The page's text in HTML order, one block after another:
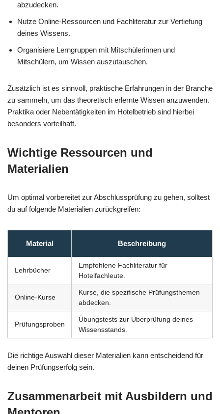
abzudecken.
Nutze Online-Ressourcen und Fachliteratur zur Vertiefung
deines Wissens.
Organisiere Lerngruppen mit Mitschülerinnen und
Mitschülern, um Wissen auszutauschen.
Zusätzlich ist es sinnvoll, praktische Erfahrungen in der Branche
zu sammeln, um das theoretisch erlernte Wissen anzuwenden.
Praktika oder Nebentätigkeiten im Hotelbetrieb sind hierbei
besonders vorteilhaft.
Wichtige Ressourcen und
Materialien
Um optimal vorbereitet zur Abschlussprüfung zu gehen, solltest
du auf folgende Materialien zurückgreifen:
Material Beschreibung
Lehrbücher
Empfohlene Fachliteratur für
Hotelfachleute.
Online-Kurse
Kurse, die spezifische Prüfungsthemen
abdecken.
Prüfungsproben
Übungstests zur Überprüfung deines
Wissensstands.
Die richtige Auswahl dieser Materialien kann entscheidend für
deinen Prüfungserfolg sein.
Zusammenarbeit mit Ausbildern und